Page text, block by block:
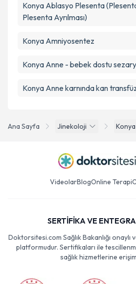
Ana Sayfa Jinekoloji Konya
Konya Ablasyo Plesenta
Plesenta Ayrılması)
Konya Amniyosentez
Konya Anne - bebek dostu
Konya Anne karnında kan
VideolarBlogOnline Terapi
SERTİFİKA VE
Doktorsitesi.com Sağlık Bakanlığı onaylı
platformudur. Sertifikaları ile
sağlık hizmetlerine